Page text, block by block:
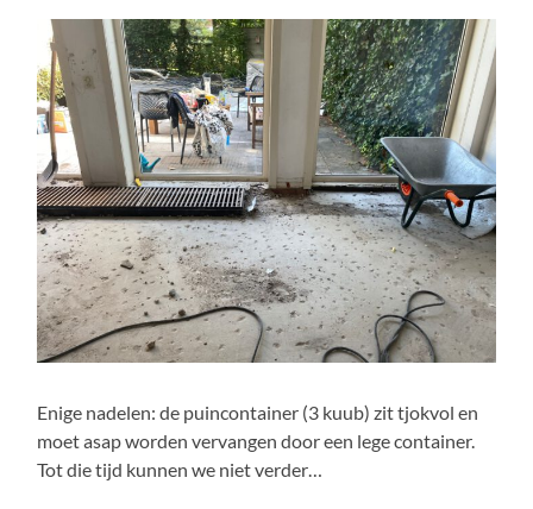
Enige nadelen: de puincontainer (3 kuub) zit tjokvol en
moet asap worden vervangen door een lege container.
Tot die tijd kunnen we niet verder…